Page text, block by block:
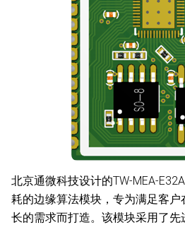
北京通微科技设计的TW-MEA-
耗的边缘算法模块，专为满足客
长的需求而打造。该模块采用了先